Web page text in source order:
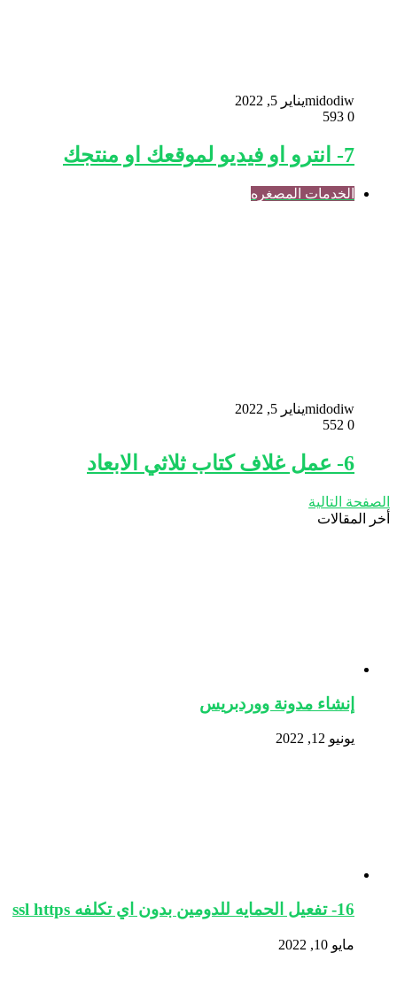
midodiwيناير 5, 2022
0
7- انترو او فيديو لموقعك او منتجك
الخدمات المصغره
midodiwيناير 5, 2022
0
6- عمل غلاف كتاب ثلاثي الابعاد
الصفحة التالية
أخر المقالات
إنشاء مدونة ووردبريس
يونيو 12, 2022
16- تفعيل الحمايه للدومين بدون اي تكلفه ssl https
مايو 10, 2022